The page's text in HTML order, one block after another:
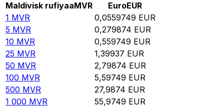
Maldivisk rufiyaaMVR EuroEUR
1 MVR 0,0559749 EUR
5 MVR 0,279874 EUR
10 MVR 0,559749 EUR
25 MVR 1,39937 EUR
50 MVR 2,79874 EUR
100 MVR 5,59749 EUR
500 MVR 27,9874 EUR
1 000 MVR 55,9749 EUR